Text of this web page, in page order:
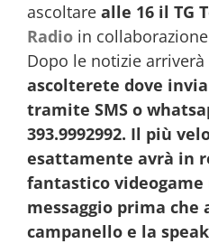
ascoltare alle 16 il TG
Radio in
Dopo le notizie arriverà
ascolterete dove
tramite SMS o
393.9992992. Il più
esattamente avrà in
fantastico
messaggio prima
campanello e la